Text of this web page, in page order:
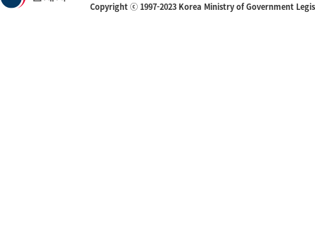
Copyright ⓒ 1997-2023 Korea Ministry of Government